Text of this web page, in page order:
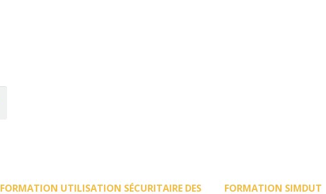
FORMATION UTILISATION SÉCURITAIRE DES
FORMATION SIMDUT